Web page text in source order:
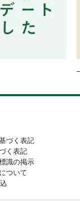
づく表記
く表記
識の掲示
ついて